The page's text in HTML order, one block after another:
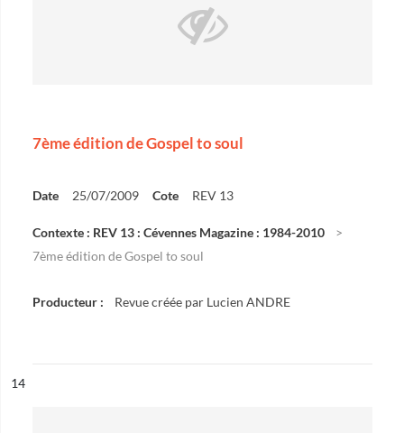
7ème édition de Gospel to soul
Date 25/07/2009 Cote REV 13
Contexte : REV 13 : Cévennes Magazine : 1984-2010
7ème édition de Gospel to soul
Producteur : Revue créée par Lucien ANDRE
n°
14